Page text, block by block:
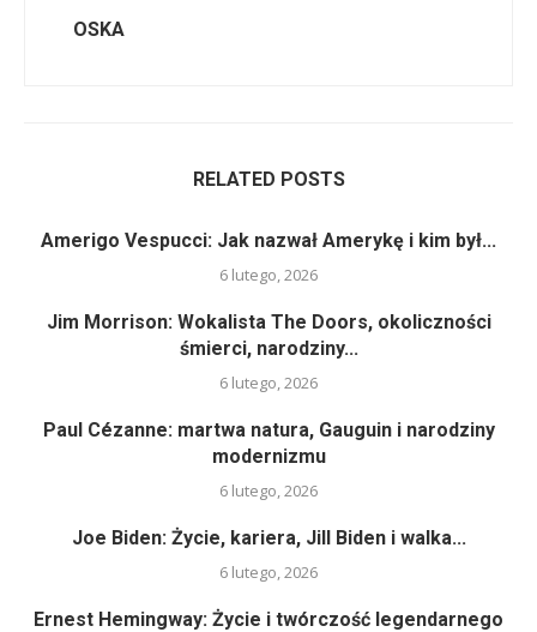
OSKA
RELATED POSTS
Amerigo Vespucci: Jak nazwał Amerykę i kim był...
6 lutego, 2026
Jim Morrison: Wokalista The Doors, okoliczności
śmierci, narodziny...
6 lutego, 2026
Paul Cézanne: martwa natura, Gauguin i narodziny
modernizmu
6 lutego, 2026
Joe Biden: Życie, kariera, Jill Biden i walka...
6 lutego, 2026
Ernest Hemingway: Życie i twórczość legendarnego